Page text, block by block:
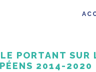
PORTANT
2014-2020